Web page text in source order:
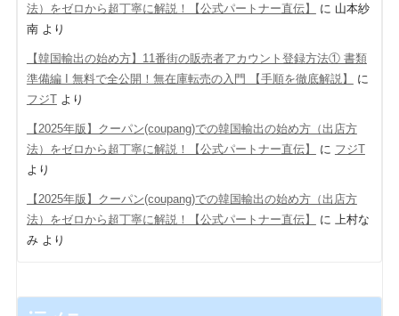
法）をゼロから超丁寧に解説！【公式パートナー直伝】
に 山本紗
南より
【韓国輸出の始め方】11番街の販売者アカウント登録方法① 書類
準備編 Ι 無料で全公開！無在庫転売の入門 【手順を徹底解説】
に
フジTより
【2025年版】クーパン(coupang)での韓国輸出の始め方（出店方
法）をゼロから超丁寧に解説！【公式パートナー直伝】
に フジT
より
【2025年版】クーパン(coupang)での韓国輸出の始め方（出店方
法）をゼロから超丁寧に解説！【公式パートナー直伝】
に
上村な
みより